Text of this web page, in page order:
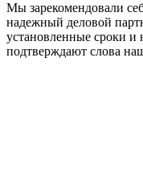
Мы зарекомендовали
надежный деловой
установленные сроки и
подтверждают слова